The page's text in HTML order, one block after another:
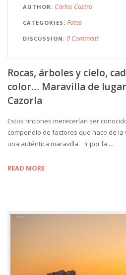
AUTHOR Carlos Castro
CATEGORIES Fotos
DISCUSSION 0 Comment
Rocas, árboles y cielo,
color… Maravilla de
Cazorla
Estos rincones merecerían ser
compendio de factores que hace de la
una auténtica maravilla. Ir por la …
READ MORE